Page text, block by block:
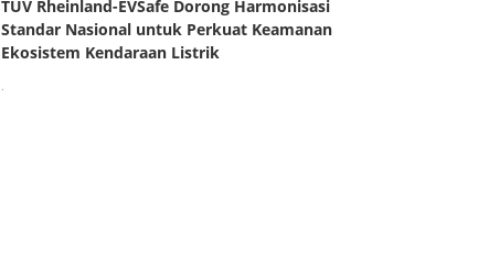
TÜV Rheinland-EVSafe Dorong Harmonisasi
Standar Nasional untuk Perkuat Keamanan
Ekosistem Kendaraan Listrik
.